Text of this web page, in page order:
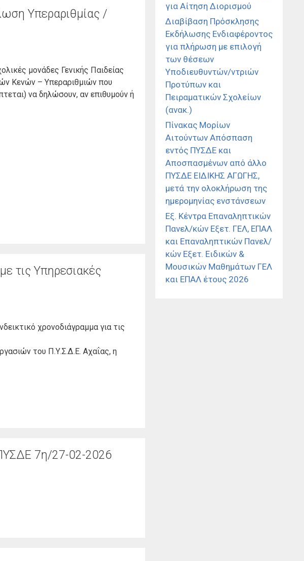
Υπεραριθμίας /
μονάδες Γενικής Παιδείας
Κενών – Υπεραριθμιών που
να δηλώσουν, αν επιθυμούν ή
τις Υπηρεσιακές
χρονοδιάγραμμα για τις
του Π.Υ.Σ.Δ.Ε. Αχαΐας, η
7η/27-02-2026
για Αίτηση Διορισμού
Διαβίβαση Πρόσκλησης
Εκδήλωσης Ενδιαφέροντος
για πλήρωση με επιλογή
των θέσεων
Υποδιευθυντών/ντριών
Προτύπων και
Πειραματικών Σχολείων
(ανακ.)
Πίνακας Μορίων
Αιτούντων Απόσπαση
εντός ΠΥΣΔΕ και
Αποσπασμένων από άλλο
ΠΥΣΔΕ ΕΙΔΙΚΗΣ ΑΓΩΓΗΣ,
μετά την ολοκλήρωση της
ημερομηνίας ενστάνσεων
Εξ. Κέντρα Επαναληπτικών
Πανελ/κών Εξετ. ΓΕΛ, ΕΠΑΛ
και Επαναληπτικών Πανελ/
κών Εξετ. Ειδικών &
Μουσικών Μαθημάτων ΓΕΛ
και ΕΠΑΛ έτους 2026